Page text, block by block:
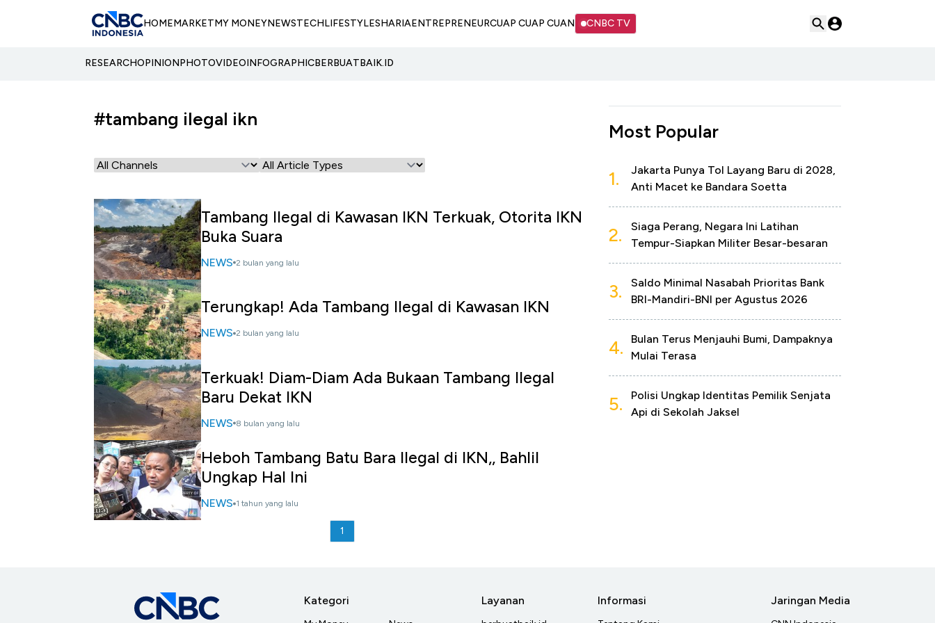
HOMEMARKETMY MONEYNEWSTECHLIFESTYLESHARIAENTREPRENEURCUAP CUAP CUAN CNBC TV
RESEARCHOPINIONPHOTOVIDEOINFOGRAPHICBERBUATBAIK.ID
#tambang ilegal ikn
Tambang Ilegal di Kawasan IKN Terkuak, Otorita IKN
Buka Suara
NEWS 2 bulan yang lalu
Terungkap! Ada Tambang Ilegal di Kawasan IKN
NEWS 2 bulan yang lalu
Terkuak! Diam-Diam Ada Bukaan Tambang Ilegal
Baru Dekat IKN
NEWS 8 bulan yang lalu
Heboh Tambang Batu Bara Ilegal di IKN,, Bahlil
Ungkap Hal Ini
NEWS 1 tahun yang lalu
1
Most Popular
1.
Jakarta Punya Tol Layang Baru di 2028,
Anti Macet ke Bandara Soetta
2.
Siaga Perang, Negara Ini Latihan
Tempur-Siapkan Militer Besar-besaran
3.
Saldo Minimal Nasabah Prioritas Bank
BRI-Mandiri-BNI per Agustus 2026
4.
Bulan Terus Menjauhi Bumi, Dampaknya
Mulai Terasa
5.
Polisi Ungkap Identitas Pemilik Senjata
Api di Sekolah Jaksel
Kategori Layanan Informasi Jaringan Media